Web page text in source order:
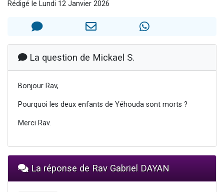
Il reste 49 places pour étudier en groupe sur Zoom
Eva vient de donner son Maasser
Rédigé le Lundi 12 Janvier 2026
La question de Mickael S.
Bonjour Rav,
Pourquoi les deux enfants de Yéhouda sont morts ?
Merci Rav.
La réponse de Rav Gabriel DAYAN